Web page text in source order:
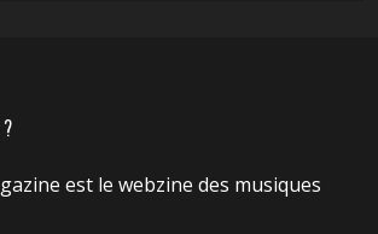
est le webzine des musiques